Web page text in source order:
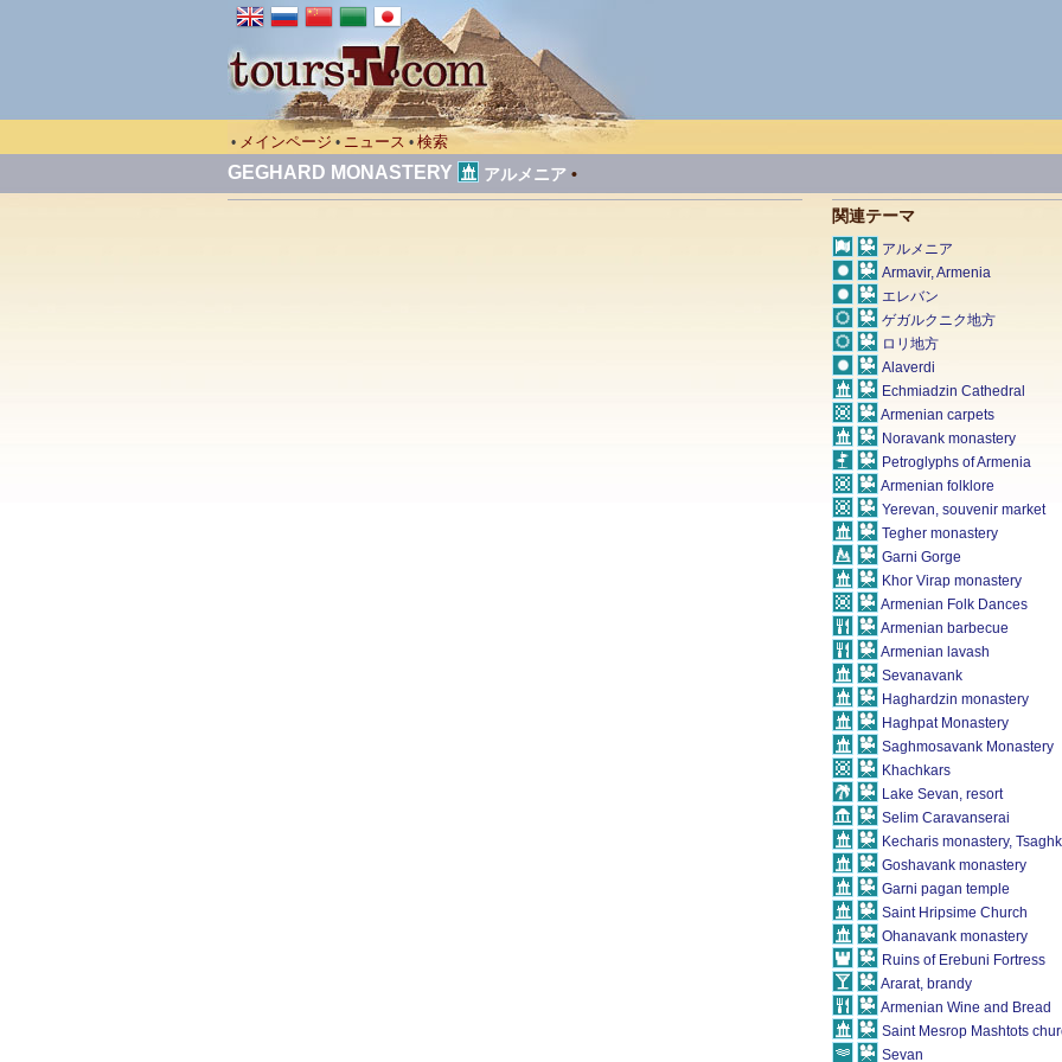
• メインページ • ニュース • 検索
GEGHARD MONASTERY アルメニア •
関連テーマ
アルメニア
Armavir, Armenia
エレバン
ゲガルクニク地方
ロリ地方
Alaverdi
Echmiadzin Cathedral
Armenian carpets
Noravank monastery
Petroglyphs of Armenia
Armenian folklore
Yerevan, souvenir market
Tegher monastery
Garni Gorge
Khor Virap monastery
Armenian Folk Dances
Armenian barbecue
Armenian lavash
Sevanavank
Haghardzin monastery
Haghpat Monastery
Saghmosavank Monastery
Khachkars
Lake Sevan, resort
Selim Caravanserai
Kecharis monastery,
Goshavank monastery
Garni pagan temple
Saint Hripsime Church
Ohanavank monastery
Ruins of Erebuni Fortress
Ararat, brandy
Armenian Wine and Bread
Saint Mesrop Mashtots
Sevan